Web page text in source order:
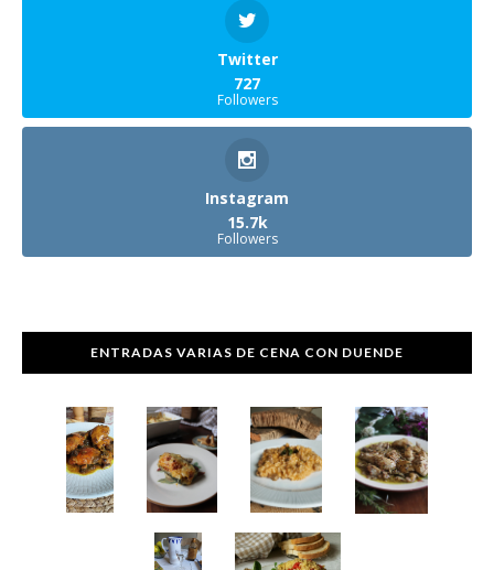
Twitter
727
Followers
Instagram
15.7k
Followers
ENTRADAS VARIAS DE CENA CON DUENDE